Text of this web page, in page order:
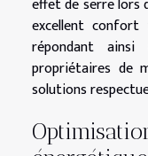
effet de serre lors
excellent confort
répondant
propriétaires de
solutions